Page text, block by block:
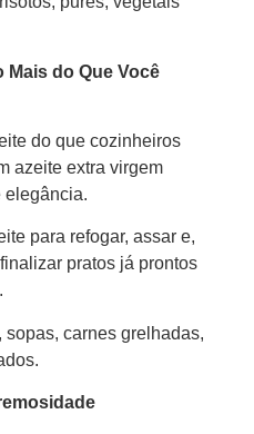
Mais do Que Você
do que cozinheiros
azeite extra virgem
elegância.
para refogar, assar e,
pratos já prontos
sopas, carnes grelhadas,